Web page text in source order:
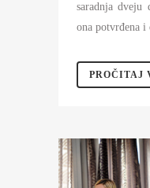
saradnja dveju
ona potvrđena i
PROČITAJ